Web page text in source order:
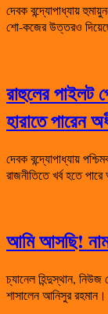
দেবক বন্দ্যোপাধ্যায়
শো-কজের উত্তরও
রাহুলের পাইলট
হারাতে পারেন
দেবক বন্দ্যোপাধ্যায়
রাজনীতিতে খর্ব হতে
আমি আসছি! নাম
চ্যানেল হিন্দুস্থান,
শাসালেন আনিসুর